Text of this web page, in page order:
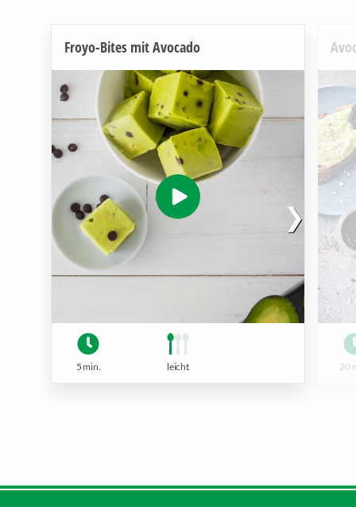
Froyo-Bites mit Avocado
5 min. leicht 20